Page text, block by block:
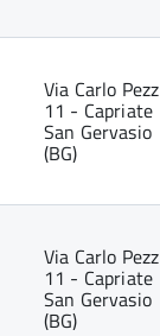
Via Carlo
11 - Capriate
San Gervasio
(BG)
Via Carlo
11 - Capriate
San Gervasio
(BG)